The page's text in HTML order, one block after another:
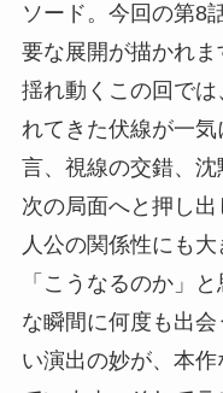
ソード。今回の第8
要な展開が描かれま
揺れ動くこの回で
れてきた伏線が一
言、視線の交錯、
次の局面へと押し
人公の関係性にも
「こうなるのか」
な瞬間に何度も出
い演出の妙が、本